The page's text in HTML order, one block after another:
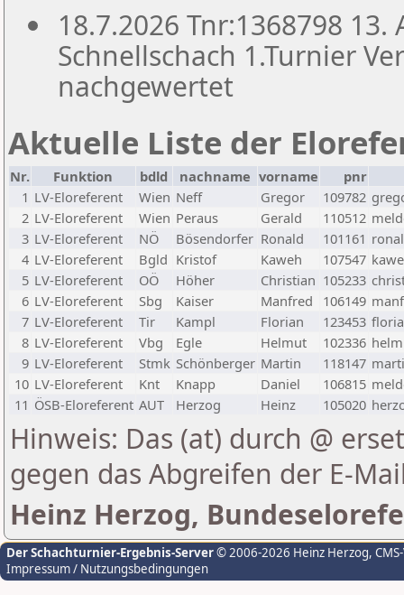
18.7.2026 Tnr:1368798
Schnellschach 1.Turnier
nachgewertet
Aktuelle Liste der
Nr. Funktion bdld nachname vorname
pnr
1 LV-Eloreferent Wien Neff Gregor 109782
2 LV-Eloreferent Wien Peraus Gerald 110512
3 LV-Eloreferent NÖ Bösendorfer Ronald 101161
4 LV-Eloreferent Bgld Kristof Kaweh 107547
5 LV-Eloreferent OÖ Höher Christian 105233
6 LV-Eloreferent Sbg Kaiser Manfred 106149
7 LV-Eloreferent Tir Kampl Florian 123453
8 LV-Eloreferent Vbg Egle Helmut 102336
9 LV-Eloreferent Stmk Schönberger Martin 118147
10 LV-Eloreferent Knt Knapp Daniel 106815
11 ÖSB-Eloreferent AUT Herzog Heinz 105020
Hinweis: Das (at) durch @
gegen das Abgreifen der E-
Heinz Herzog,
Der Schachturnier-Ergebnis-Server© 2006-2026 Heinz Herzog,
Impressum / Nutzungsbedingungen